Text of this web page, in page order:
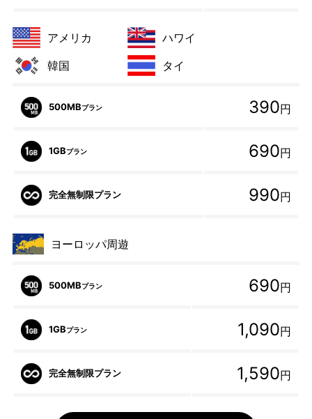
アメリカ
ハワイ
韓国
タイ
500MBプラン 390円
1GBプラン 690円
完全無制限プラン 990円
ヨーロッパ周遊
500MBプラン 690円
1GBプラン 1,090円
完全無制限プラン 1,590円